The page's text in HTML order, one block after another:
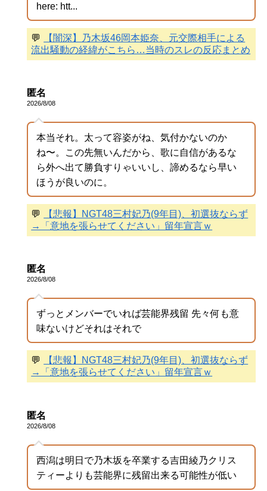
here: htt...
💬
【闇深】乃木坂46岡本姫奈、元交際相手による
流出騒動の経緯がこちら…当時のスレの反応まとめ
匿名
2026/8/08
本当それ。太って容姿がね、気付かないのか
ね〜。この先無いんだから、歌に自信があるな
ら外へ出て勝負すりゃいいし、諦めるなら早い
ほうが良いのに。
💬
【悲報】NGT48三村妃乃(9年目)、初選抜ならず
→「意地を張らせてください」留年宣言ｗ
匿名
2026/8/08
ずっとメンバーでいれば芸能界残留 先々何も意
味ないけどそれはそれで
💬
【悲報】NGT48三村妃乃(9年目)、初選抜ならず
→「意地を張らせてください」留年宣言ｗ
匿名
2026/8/08
西潟は明日で乃木坂を卒業する吉田綾乃クリス
ティーよりも芸能界に残留出来る可能性が低い